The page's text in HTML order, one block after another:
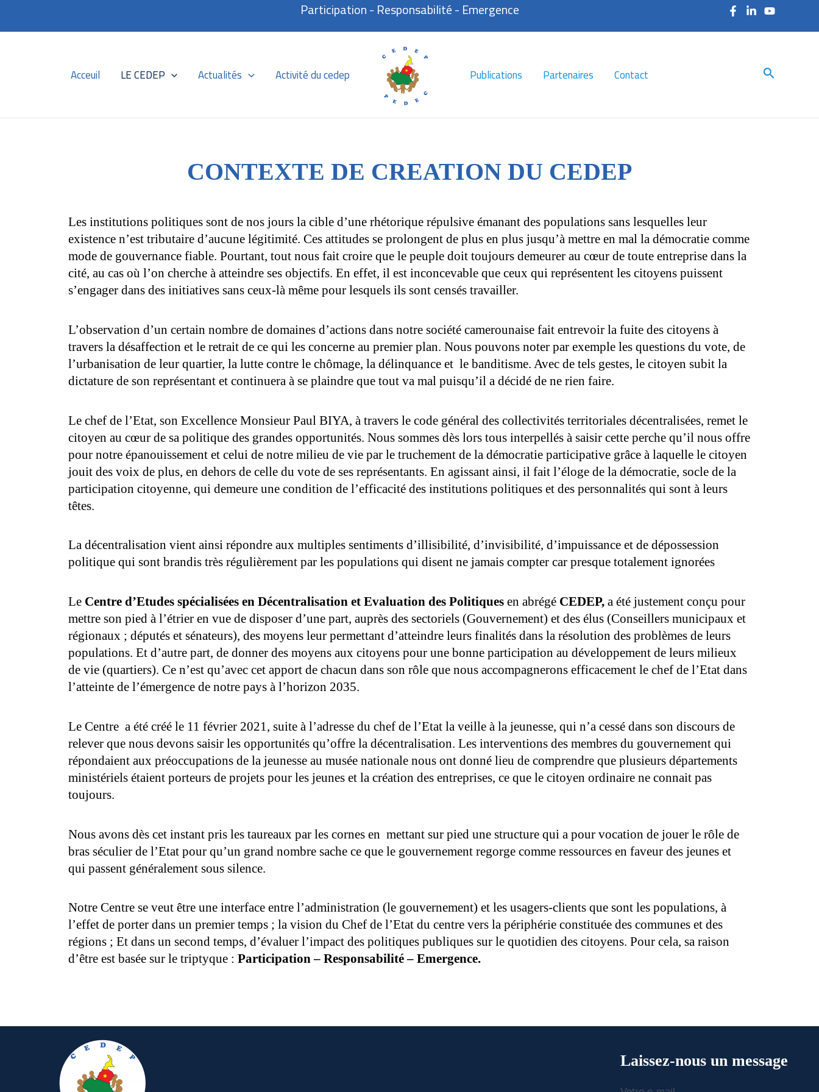
Participation - Responsabilité - Emergence
Acceuil LE CEDEP Actualités Activité du cedep Publications Partenaires Contact Search
CONTEXTE DE CREATION DU CEDEP
Les institutions politiques sont de nos jours la cible d’une rhétorique répulsive émanant des populations sans lesquelles leur
existence n’est tributaire d’aucune légitimité. Ces attitudes se prolongent de plus en plus jusqu’à mettre en mal la démocratie comme
mode de gouvernance fiable. Pourtant, tout nous fait croire que le peuple doit toujours demeurer au cœur de toute entreprise dans la
cité, au cas où l’on cherche à atteindre ses objectifs. En effet, il est inconcevable que ceux qui représentent les citoyens puissent
s’engager dans des initiatives sans ceux-là même pour lesquels ils sont censés travailler.
L’observation d’un certain nombre de domaines d’actions dans notre société camerounaise fait entrevoir la fuite des citoyens à
travers la désaffection et le retrait de ce qui les concerne au premier plan. Nous pouvons noter par exemple les questions du vote, de
l’urbanisation de leur quartier, la lutte contre le chômage, la délinquance et le banditisme. Avec de tels gestes, le citoyen subit la
dictature de son représentant et continuera à se plaindre que tout va mal puisqu’il a décidé de ne rien faire.
Le chef de l’Etat, son Excellence Monsieur Paul BIYA, à travers le code général des collectivités territoriales décentralisées, remet le
citoyen au cœur de sa politique des grandes opportunités. Nous sommes dès lors tous interpellés à saisir cette perche qu’il nous offre
pour notre épanouissement et celui de notre milieu de vie par le truchement de la démocratie participative grâce à laquelle le citoyen
jouit des voix de plus, en dehors de celle du vote de ses représentants. En agissant ainsi, il fait l’éloge de la démocratie, socle de la
participation citoyenne, qui demeure une condition de l’efficacité des institutions politiques et des personnalités qui sont à leurs
têtes.
La décentralisation vient ainsi répondre aux multiples sentiments d’illisibilité, d’invisibilité, d’impuissance et de dépossession
politique qui sont brandis très régulièrement par les populations qui disent ne jamais compter car presque totalement ignorées
Le Centre d’Etudes spécialisées en Décentralisation et Evaluation des Politiques en abrégé CEDEP, a été justement conçu pour
mettre son pied à l’étrier en vue de disposer d’une part, auprès des sectoriels (Gouvernement) et des élus (Conseillers municipaux et
régionaux ; députés et sénateurs), des moyens leur permettant d’atteindre leurs finalités dans la résolution des problèmes de leurs
populations. Et d’autre part, de donner des moyens aux citoyens pour une bonne participation au développement de leurs milieux
de vie (quartiers). Ce n’est qu’avec cet apport de chacun dans son rôle que nous accompagnerons efficacement le chef de l’Etat dans
l’atteinte de l’émergence de notre pays à l’horizon 2035.
Le Centre a été créé le 11 février 2021, suite à l’adresse du chef de l’Etat la veille à la jeunesse, qui n’a cessé dans son discours de
relever que nous devons saisir les opportunités qu’offre la décentralisation. Les interventions des membres du gouvernement qui
répondaient aux préoccupations de la jeunesse au musée nationale nous ont donné lieu de comprendre que plusieurs départements
ministériels étaient porteurs de projets pour les jeunes et la création des entreprises, ce que le citoyen ordinaire ne connait pas
toujours.
Nous avons dès cet instant pris les taureaux par les cornes en mettant sur pied une structure qui a pour vocation de jouer le rôle de
bras séculier de l’Etat pour qu’un grand nombre sache ce que le gouvernement regorge comme ressources en faveur des jeunes et
qui passent généralement sous silence.
Notre Centre se veut être une interface entre l’administration (le gouvernement) et les usagers-clients que sont les populations, à
l’effet de porter dans un premier temps ; la vision du Chef de l’Etat du centre vers la périphérie constituée des communes et des
régions ; Et dans un second temps, d’évaluer l’impact des politiques publiques sur le quotidien des citoyens. Pour cela, sa raison
d’être est basée sur le triptyque : Participation – Responsabilité – Emergence.
Laissez-nous un message